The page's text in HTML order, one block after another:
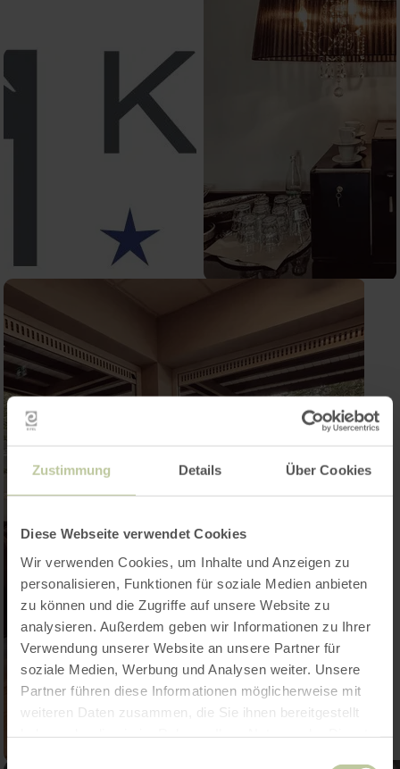
Zustimmung Details Über Cookies
Diese Webseite verwendet Cookies
Wir verwenden Cookies, um Inhalte und Anzeigen zu
personalisieren, Funktionen für soziale Medien anbieten
zu können und die Zugriffe auf unsere Website zu
analysieren. Außerdem geben wir Informationen zu Ihrer
Verwendung unserer Website an unsere Partner für
soziale Medien, Werbung und Analysen weiter. Unsere
Partner führen diese Informationen möglicherweise mit
weiteren Daten zusammen, die Sie ihnen bereitgestellt
Einwilligungsauswahl